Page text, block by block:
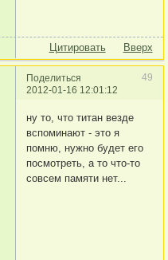
Цитировать Вверх
Поделиться
49
2012-01-16 12:01:12
ну то, что титан везде
вспоминают - это я
помню, нужно будет его
посмотреть, а то что-то
совсем памяти нет...